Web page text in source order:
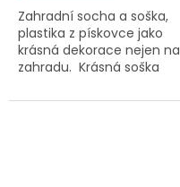
5
hvězdiček.
Zahradní socha a soška,
plastika z pískovce jako
krásná dekorace nejen na
zahradu. Krásná soška
soška anděla z umělého